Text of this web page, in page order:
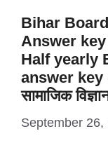
Bihar
Answer
Half yearly
answer key
सामाजिक
September 26,